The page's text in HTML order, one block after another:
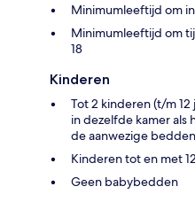
Minimumleeftijd om
Minimumleeftijd om
18
Kinderen
Tot 2 kinderen (t/m
in dezelfde kamer als
de aanwezige
Kinderen tot en met
Geen babybedden